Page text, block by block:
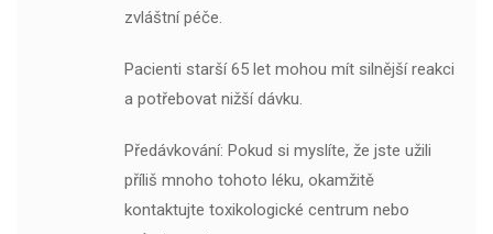
zvláštní péče.
Pacienti starší 65 let mohou mít silnější reakci
a potřebovat nižší dávku.
Předávkování: Pokud si myslíte, že jste užili
příliš mnoho tohoto léku, okamžitě
kontaktujte toxikologické centrum nebo